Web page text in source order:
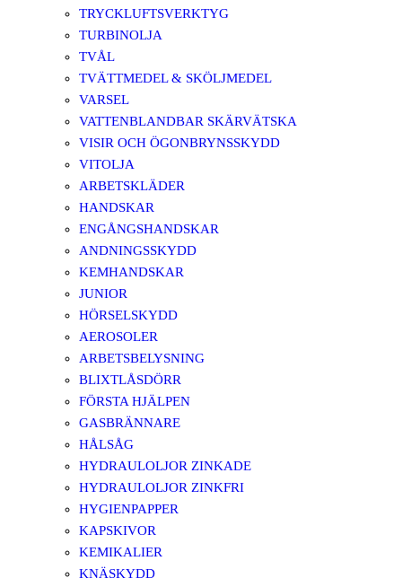
TRYCKLUFTSVERKTYG
TURBINOLJA
TVÅL
TVÄTTMEDEL & SKÖLJMEDEL
VARSEL
VATTENBLANDBAR SKÄRVÄTSKA
VISIR OCH ÖGONBRYNSSKYDD
VITOLJA
ARBETSKLÄDER
HANDSKAR
ENGÅNGSHANDSKAR
ANDNINGSSKYDD
KEMHANDSKAR
JUNIOR
HÖRSELSKYDD
AEROSOLER
ARBETSBELYSNING
BLIXTLÅSDÖRR
FÖRSTA HJÄLPEN
GASBRÄNNARE
HÅLSÅG
HYDRAULOLJOR ZINKADE
HYDRAULOLJOR ZINKFRI
HYGIENPAPPER
KAPSKIVOR
KEMIKALIER
KNÄSKYDD